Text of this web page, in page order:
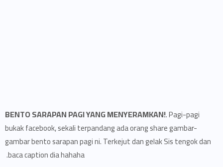
BENTO SARAPAN PAGI YANG MENYERAMKAN!. Pagi-pagi
bukak facebook, sekali terpandang ada orang share gambar-
gambar bento sarapan pagi ni. Terkejut dan gelak Sis tengok dan
baca caption dia hahaha.